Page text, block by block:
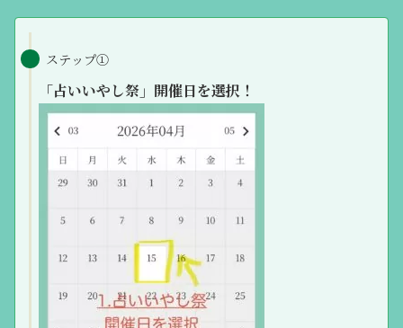
ステップ①
「占いいやし祭」開催日を選択！